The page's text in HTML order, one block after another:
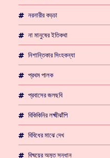
নরনারীর কড়চা
না মানুষের ইতিকথা
নিশান্তিকার সিংহকন্যা
প্রথম পালক
প্রবাসের জলছবি
বিকিকিনির লক্ষ্মীঝাঁপি
বিবিধের মাঝে দেখ
বিষ্ময়ের অমৃত সন্ধান